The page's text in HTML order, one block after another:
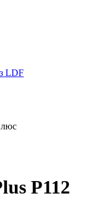
LDF
P112